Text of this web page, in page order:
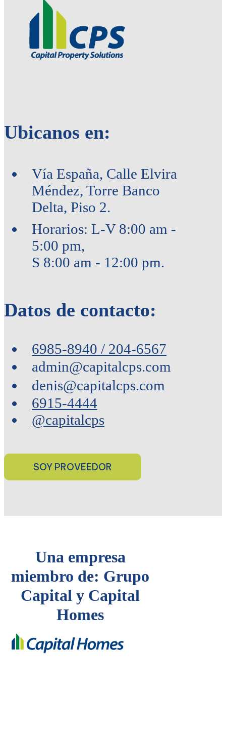
Ubicanos en:
Vía España, Calle Elvira
Méndez, Torre Banco
Delta, Piso 2.
Horarios: L-V 8:00 am -
5:00 pm,
S 8:00 am - 12:00 pm.
Datos de contacto:
6985-8940 / 204-6567
admin@capitalcps.com
denis@capitalcps.com
6915-4444
@capitalcps
Una empresa
miembro de: Grupo
Capital y Capital
Homes